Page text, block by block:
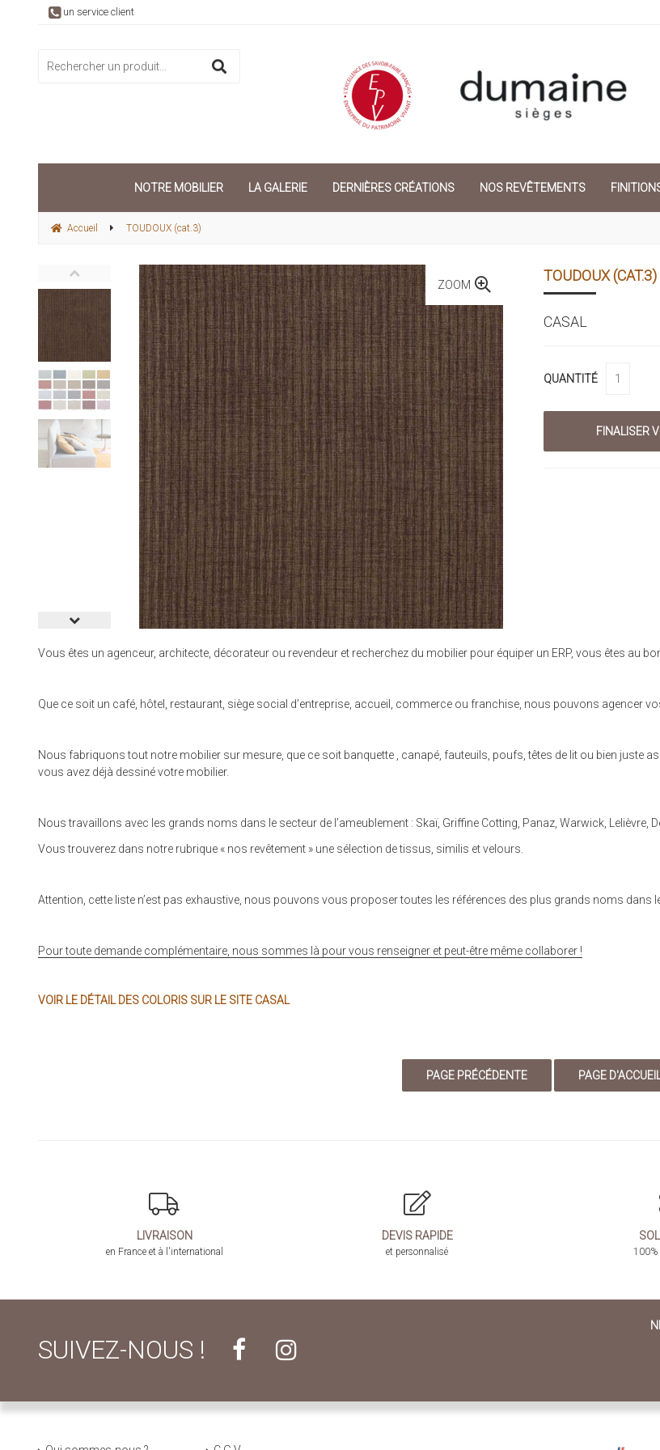
NOTRE MOBILIER LA GALERIE DERNIÈRES CRÉATIONS NOS REVÊTEMENTS
Accueil TOUDOUX (cat.3)
ZOOM
TOUDOUX (CAT.3)
CASAL
QUANTITÉ
Vous êtes un agenceur, architecte, décorateur ou revendeur et recherchez du mobilier pour équiper un ERP, vous êtes au
Que ce soit un café, hôtel, restaurant, siège social d’entreprise, accueil, commerce ou franchise, nous pouvons agencer
Nous fabriquons tout notre mobilier sur mesure, que ce soit banquette , canapé, fauteuils, poufs, têtes de lit ou bien juste
vous avez déjà dessiné votre mobilier.
Nous travaillons avec les grands noms dans le secteur de l’ameublement : Skaï, Griffine Cotting, Panaz, Warwick, Lelièvre,
Vous trouverez dans notre rubrique « nos revêtement » une sélection de tissus, similis et velours.
Attention, cette liste n’est pas exhaustive, nous pouvons vous proposer toutes les références des plus grands noms dans
Pour toute demande complémentaire, nous sommes là pour vous renseigner et peut-être même collaborer !
VOIR LE DÉTAIL DES COLORIS SUR LE SITE CASAL
un service client
LIVRAISON
en France et à l'international
DEVIS RAPIDE
et personnalisé 100%
SUIVEZ-NOUS !